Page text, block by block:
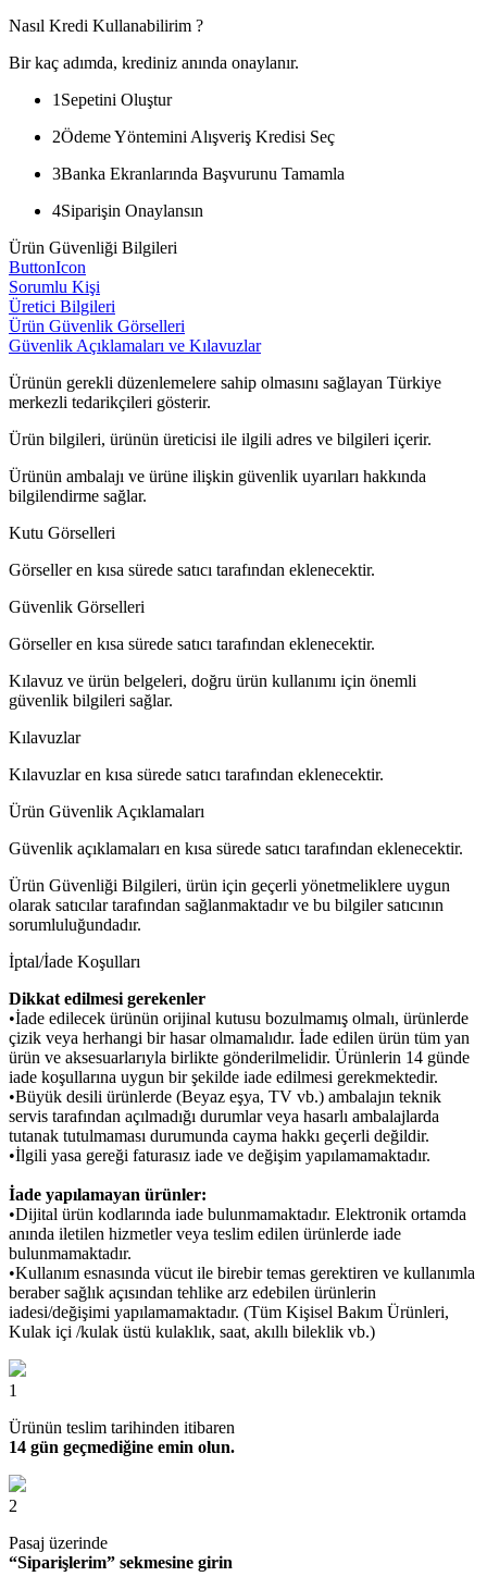
Nasıl Kredi Kullanabilirim ?
Bir kaç adımda, krediniz anında onaylanır.
1 Sepetini Oluştur
2Ödeme Yöntemini Alışveriş Kredisi Seç
3Banka Ekranlarında Başvurunu Tamamla
4Siparişin Onaylansın
Ürün Güvenliği Bilgileri
ButtonIcon
Sorumlu Kişi
Üretici Bilgileri
Ürün Güvenlik Görselleri
Güvenlik Açıklamaları ve Kılavuzlar
Ürünün gerekli düzenlemelere sahip olmasını sağlayan Türkiye
merkezli tedarikçileri gösterir.
Ürün bilgileri, ürünün üreticisi ile ilgili adres ve bilgileri içerir.
Ürünün ambalajı ve ürüne ilişkin güvenlik uyarıları hakkında
bilgilendirme sağlar.
Kutu Görselleri
Görseller en kısa sürede satıcı tarafından eklenecektir.
Güvenlik Görselleri
Görseller en kısa sürede satıcı tarafından eklenecektir.
Kılavuz ve ürün belgeleri, doğru ürün kullanımı için önemli
güvenlik bilgileri sağlar.
Kılavuzlar
Kılavuzlar en kısa sürede satıcı tarafından eklenecektir.
Ürün Güvenlik Açıklamaları
Güvenlik açıklamaları en kısa sürede satıcı tarafından eklenecektir.
Ürün Güvenliği Bilgileri, ürün için geçerli yönetmeliklere uygun
olarak satıcılar tarafından sağlanmaktadır ve bu bilgiler satıcının
sorumluluğundadır.
İptal/İade Koşulları
Dikkat edilmesi gerekenler
•İade edilecek ürünün orijinal kutusu bozulmamış olmalı, ürünlerde
çizik veya herhangi bir hasar olmamalıdır. İade edilen ürün tüm yan
ürün ve aksesuarlarıyla birlikte gönderilmelidir. Ürünlerin 14 günde
iade koşullarına uygun bir şekilde iade edilmesi gerekmektedir.
•Büyük desili ürünlerde (Beyaz eşya, TV vb.) ambalajın teknik
servis tarafından açılmadığı durumlar veya hasarlı ambalajlarda
tutanak tutulmaması durumunda cayma hakkı geçerli değildir.
•İlgili yasa gereği faturasız iade ve değişim yapılamamaktadır.
İade yapılamayan ürünler:
•Dijital ürün kodlarında iade bulunmamaktadır. Elektronik ortamda
anında iletilen hizmetler veya teslim edilen ürünlerde iade
bulunmamaktadır.
•Kullanım esnasında vücut ile birebir temas gerektiren ve kullanımla
beraber sağlık açısından tehlike arz edebilen ürünlerin
iadesi/değişimi yapılamamaktadır. (Tüm Kişisel Bakım Ürünleri,
Kulak içi /kulak üstü kulaklık, saat, akıllı bileklik vb.)
1
Ürünün teslim tarihinden itibaren
14 gün geçmediğine emin olun.
2
Pasaj üzerinde
“Siparişlerim” sekmesine girin